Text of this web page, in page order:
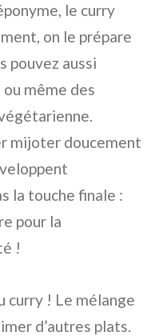
le curry
on le prépare
pouvez aussi
même des
mijoter doucement
la touche finale :
pour la
!
curry ! Le mélange
d’autres plats.